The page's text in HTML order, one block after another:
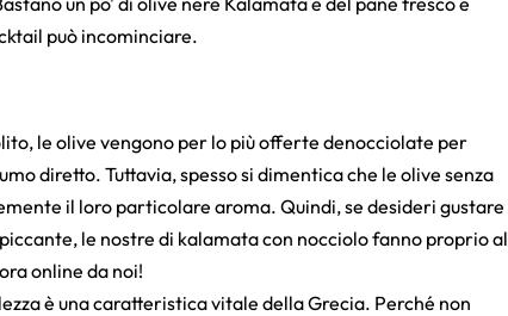
può incominciare.
le olive vengono per lo più offerte denocciolate per
diretto. Tuttavia, spesso si dimentica che le olive senza
il loro particolare aroma. Quindi, se desideri gustare
le nostre di kalamata con nocciolo fanno proprio al
online da noi!
è una caratteristica vitale della Grecia. Perché non